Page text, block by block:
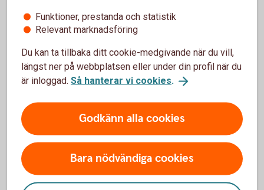
Minsta insättning
0 kr
Årsavgift
0 kr 1
1
Vid investering i fond och värdepapper
tillkommer fondavgift och courtage. Väljer du
en annan värdepapperstjänst än
Värdepapperstjänst Bas betalar du en
depåavgift.
Tillbaka
Funktioner, prestanda och statistik
Relevant marknadsföring
Du kan ta tillbaka ditt cookie-medgivande när du vill,
längst ner på webbplatsen eller under din profil när du
är inloggad. Så hanterar vi cookies.
Godkänn alla cookies
Bara nödvändiga cookies